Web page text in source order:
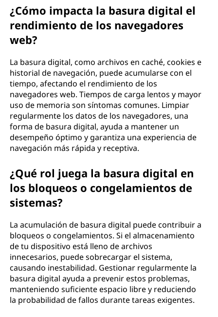
¿Cómo impacta la basura digital el
rendimiento de los navegadores
web?
La basura digital, como archivos en caché, cookies e
historial de navegación, puede acumularse con el
tiempo, afectando el rendimiento de los
navegadores web. Tiempos de carga lentos y mayor
uso de memoria son síntomas comunes. Limpiar
regularmente los datos de los navegadores, una
forma de basura digital, ayuda a mantener un
desempeño óptimo y garantiza una experiencia de
navegación más rápida y receptiva.
¿Qué rol juega la basura digital en
los bloqueos o congelamientos de
sistemas?
La acumulación de basura digital puede contribuir a
bloqueos o congelamientos. Si el almacenamiento
de tu dispositivo está lleno de archivos
innecesarios, puede sobrecargar el sistema,
causando inestabilidad. Gestionar regularmente la
basura digital ayuda a prevenir estos problemas,
manteniendo suficiente espacio libre y reduciendo
la probabilidad de fallos durante tareas exigentes.